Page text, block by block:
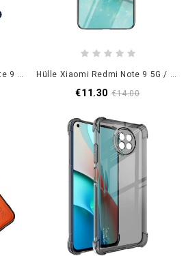
Flip Case Xiaomi Redmi Note 9 5G / Note 9T 5G Schwarz Pro-Dux-Ducis-Haut Hülle Xiaomi Redmi Note 9 5G / Note 9T 5G Schwarz Handyhülle Gehärtetes Sternenhimmelglas
€11.30 €14.00